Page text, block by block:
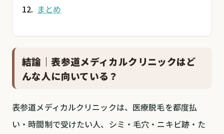
まとめ
結論｜表参道メディカルクリニックはど
んな人に向いている？
表参道メディカルクリニックは、医療脱毛を都度払
い・時間制で受けたい人、シミ・毛穴・ニキビ跡・た